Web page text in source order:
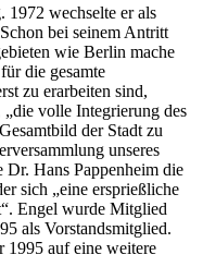
1972 wechselte er als
bei seinem Antritt
wie Berlin mache
die gesamte
zu erarbeiten sind,
volle Integrierung des
der Stadt zu
unseres
Hans Pappenheim die
sich „eine ersprießliche
Engel wurde Mitglied
als Vorstandsmitglied.
1995 auf eine weitere